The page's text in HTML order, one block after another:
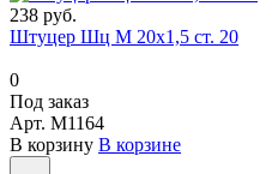
238 руб.
Штуцер Шц M 20x1,5 ст. 20
0
Под заказ
Арт. M1164
В корзину В корзине